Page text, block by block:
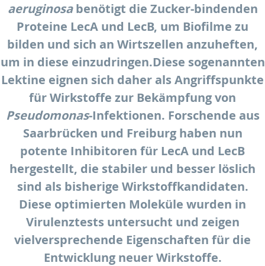
aeruginosabenötigt die Zucker-bindenden
Proteine LecA und LecB, um Biofilme zu
bilden und sich an Wirtszellen anzuheften,
um in diese einzudringen.Diese sogenannten
Lektine eignen sich daher als Angriffspunkte
für Wirkstoffe zur Bekämpfung von
Pseudomonas-Infektionen. Forschende aus
Saarbrücken und Freiburg haben nun
potente Inhibitoren für LecA und LecB
hergestellt, die stabiler und besser löslich
sind als bisherige Wirkstoffkandidaten.
Diese optimierten Moleküle wurden in
Virulenztests untersucht und zeigen
vielversprechende Eigenschaften für die
Entwicklung neuer Wirkstoffe.